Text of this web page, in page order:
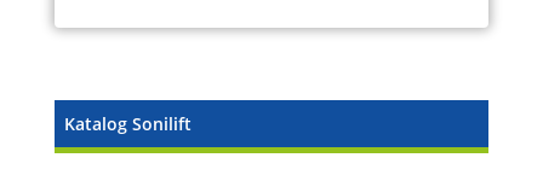
Katalog Sonilift